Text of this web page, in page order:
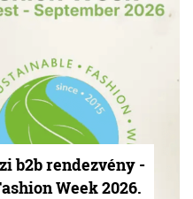
b2b rendezvény -
Week 2026.